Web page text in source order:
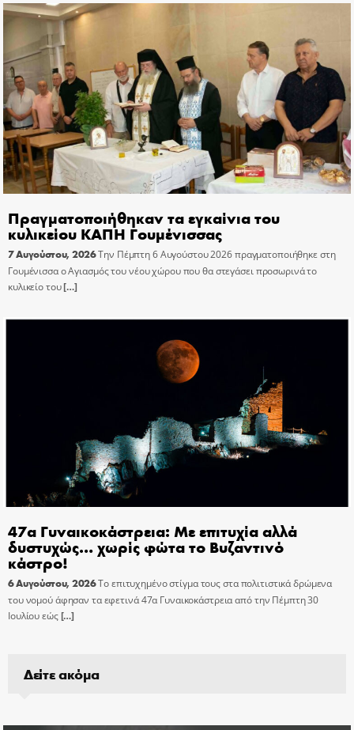
Πραγματοποιήθηκαν τα εγκαίνια του
κυλικείου ΚΑΠΗ Γουμένισσας
7 Αυγούστου, 2026Την Πέμπτη 6 Αυγούστου 2026 πραγματοποιήθηκε στη
Γουμένισσα ο Αγιασμός του νέου χώρου που θα στεγάσει προσωρινά το
κυλικείο του[…]
47α Γυναικοκάστρεια: Με επιτυχία αλλά
δυστυχώς… χωρίς φώτα το Βυζαντινό
κάστρο!
6 Αυγούστου, 2026Το επιτυχημένο στίγμα τους στα πολιτιστικά δρώμενα
του νομού άφησαν τα εφετινά 47α Γυναικοκάστρεια από την Πέμπτη 30
Ιουλίου εώς[…]
Δείτε ακόμα